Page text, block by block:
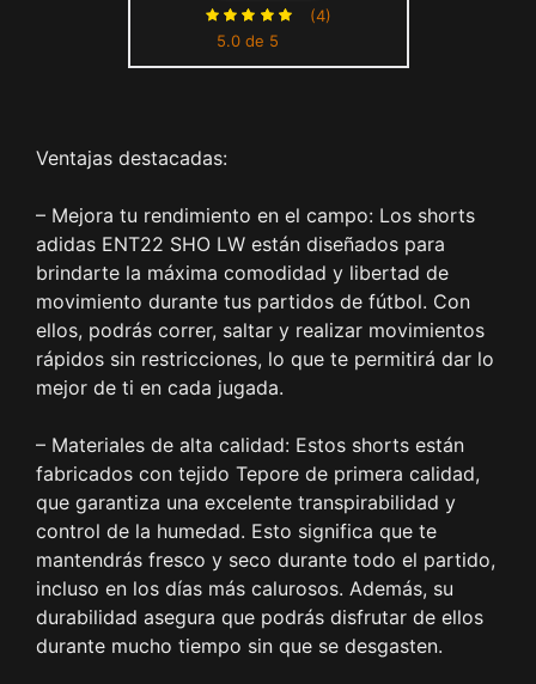
5.0 de 5
(4)
Ventajas destacadas:
– Mejora tu rendimiento en el campo: Los shorts
adidas ENT22 SHO LW están diseñados para
brindarte la máxima comodidad y libertad de
movimiento durante tus partidos de fútbol. Con
ellos, podrás correr, saltar y realizar movimientos
rápidos sin restricciones, lo que te permitirá dar lo
mejor de ti en cada jugada.
– Materiales de alta calidad: Estos shorts están
fabricados con tejido Tepore de primera calidad,
que garantiza una excelente transpirabilidad y
control de la humedad. Esto significa que te
mantendrás fresco y seco durante todo el partido,
incluso en los días más calurosos. Además, su
durabilidad asegura que podrás disfrutar de ellos
durante mucho tiempo sin que se desgasten.